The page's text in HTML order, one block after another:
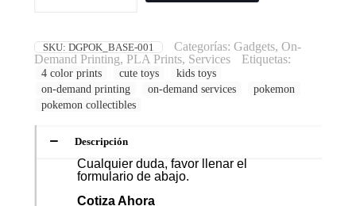
SKU: DGPOK_BASE-001 Categorías: Gadgets, On-
Demand Printing, PLA Prints, Services Etiquetas:
4 color prints cute toys
kids toys
on-demand printing
on-demand services
pokemon
pokemon collectibles
Descripción
Cualquier duda, favor llenar el
formulario de abajo.
Cotiza Ahora